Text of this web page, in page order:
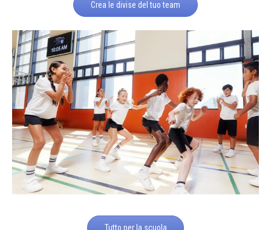
Crea le divise del tuo team
Tutto per la scuola